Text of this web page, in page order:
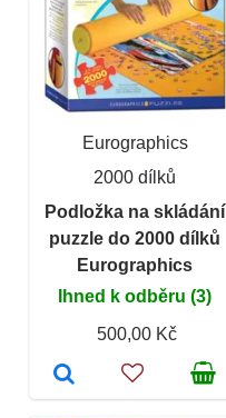
Eurographics
2000 dílků
Podložka na skládání
puzzle do 2000 dílků
Eurographics
Ihned k odběru (3)
500,00 Kč